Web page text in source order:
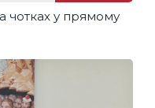
чотках у прямому